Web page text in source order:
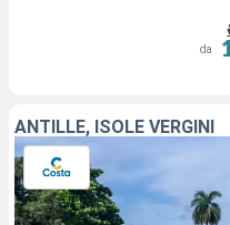
da
ANTILLE, ISOLE VERGINI